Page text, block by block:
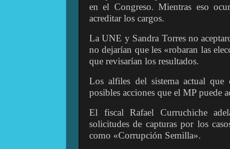
en el Congreso. Mientras eso
acreditar los cargos.
La UNE y Sandra Torres no
no dejarían que les «robaran las
que revisarían los resultados.
Los alfiles del sistema actual que
posibles acciones que el MP puede
El fiscal Rafael Curruchiche
solicitudes de capturas por los
como «Corrupción Semilla».